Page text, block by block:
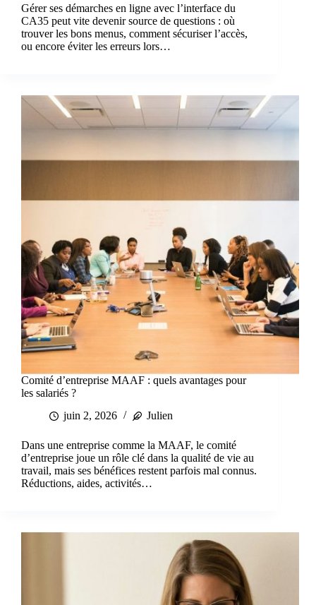
Gérer ses démarches en ligne avec l’interface du
CA35 peut vite devenir source de questions : où
trouver les bons menus, comment sécuriser l’accès,
ou encore éviter les erreurs lors…
Comité d’entreprise MAAF : quels avantages pour
les salariés ?
juin 2, 2026
Julien
Dans une entreprise comme la MAAF, le comité
d’entreprise joue un rôle clé dans la qualité de vie au
travail, mais ses bénéfices restent parfois mal connus.
Réductions, aides, activités…